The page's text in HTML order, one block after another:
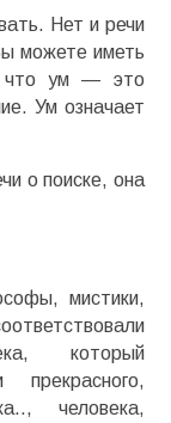
Нет и речи
можете иметь
что ум — это
Ум означает
о поиске, она
мистики,
который
прекрасного,
человека,